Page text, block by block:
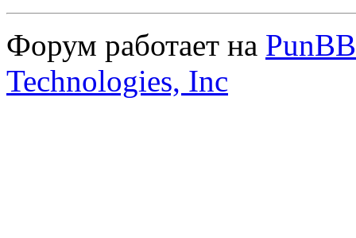
Форум работает на PunBB
Technologies, Inc